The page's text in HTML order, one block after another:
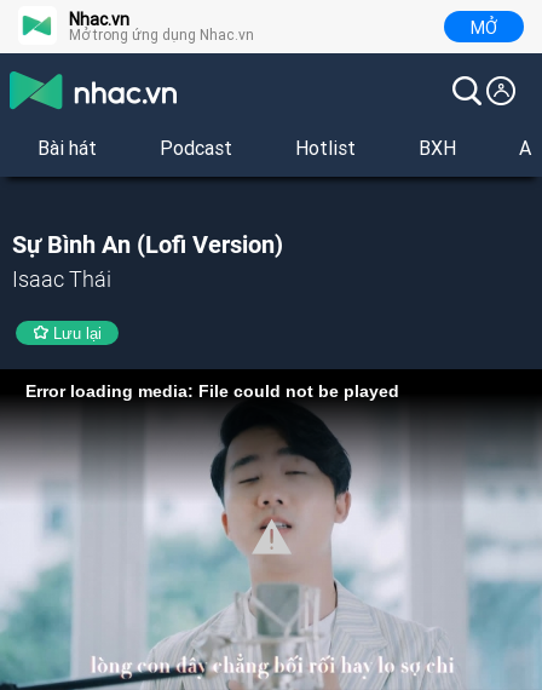
Nhac.vn
Mở trong ứng dụng Nhac.vn MỞ
Bài hát Podcast Hotlist BXH
Sự Bình An (Lofi Version)
Isaac Thái
Lưu lại
Error loading media: File could not be played